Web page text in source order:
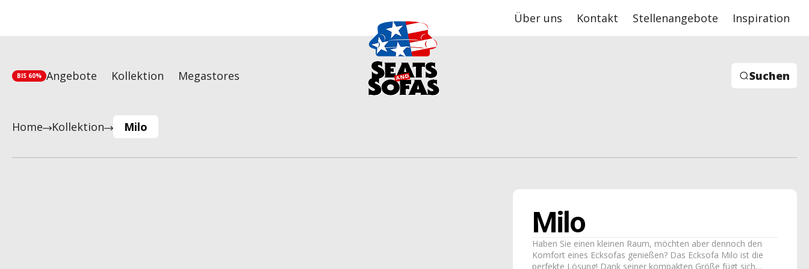
Über uns Kontakt Stellenangebote Inspiration
BIS 60% Angebote Kollektion Megastores Suchen
Home Kollektion Milo
Milo
Haben Sie einen kleinen Raum, möchten aber dennoch den
Komfort eines Ecksofas genießen? Das Ecksofa Milo ist die
perfekte Lösung! Dank seiner kompakten Größe fügt sich